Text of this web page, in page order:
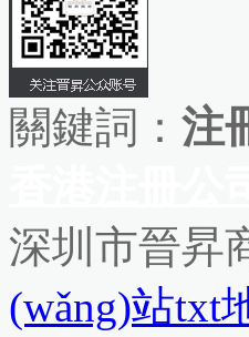
關鍵詞： 注
深圳市晉昇
(wǎng)站txt